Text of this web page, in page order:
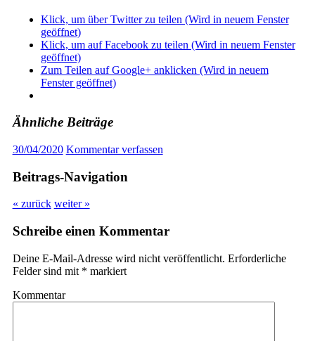
Klick, um über Twitter zu teilen (Wird in neuem Fenster
geöffnet)
Klick, um auf Facebook zu teilen (Wird in neuem Fenster
geöffnet)
Zum Teilen auf Google+ anklicken (Wird in neuem
Fenster geöffnet)
Ähnliche Beiträge
30/04/2020 Kommentar verfassen
Beitrags-Navigation
« zurück weiter »
Schreibe einen Kommentar
Deine E-Mail-Adresse wird nicht veröffentlicht. Erforderliche
Felder sind mit * markiert
Kommentar